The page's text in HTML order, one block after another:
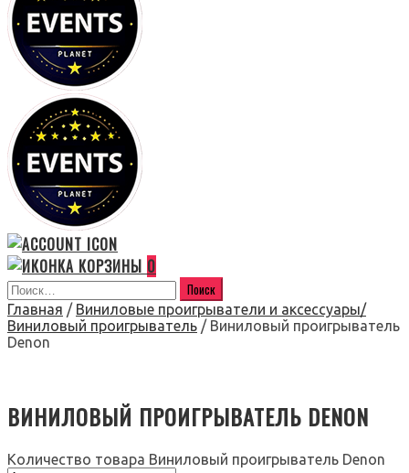
0
Главная / Виниловые проигрыватели и аксессуары/
Виниловый проигрыватель / Виниловый проигрыватель
Denon
ВИНИЛОВЫЙ ПРОИГРЫВАТЕЛЬ DENON
Количество товара Виниловый проигрыватель Denon